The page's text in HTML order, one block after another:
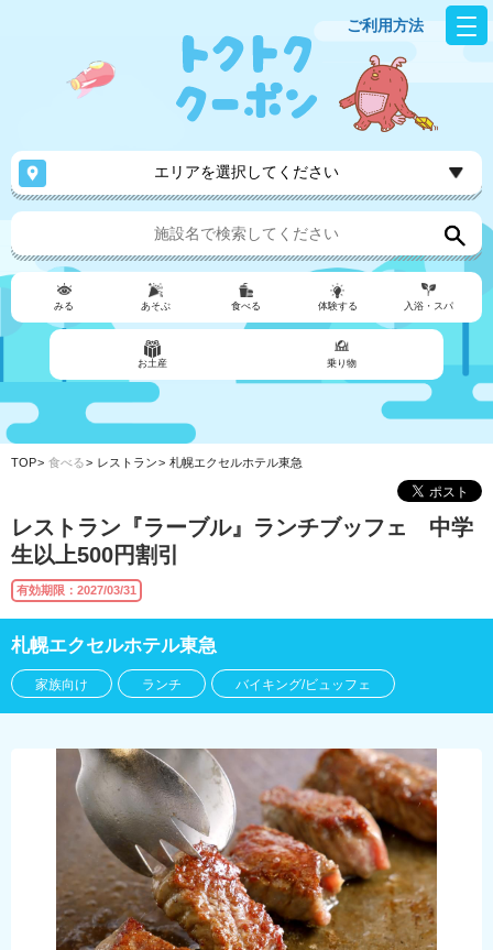
ご利用方法
エリアを選択してください
みる あそぶ 食べる 体験する 入浴・スパ
お土産 乗り物
TOP 食べる レストラン 札幌エクセルホテル東急
レストラン『ラーブル』ランチブッフェ 中学
生以上500円割引
有効期限：2027/03/31
札幌エクセルホテル東急
家族向け ランチ バイキング/ビュッフェ